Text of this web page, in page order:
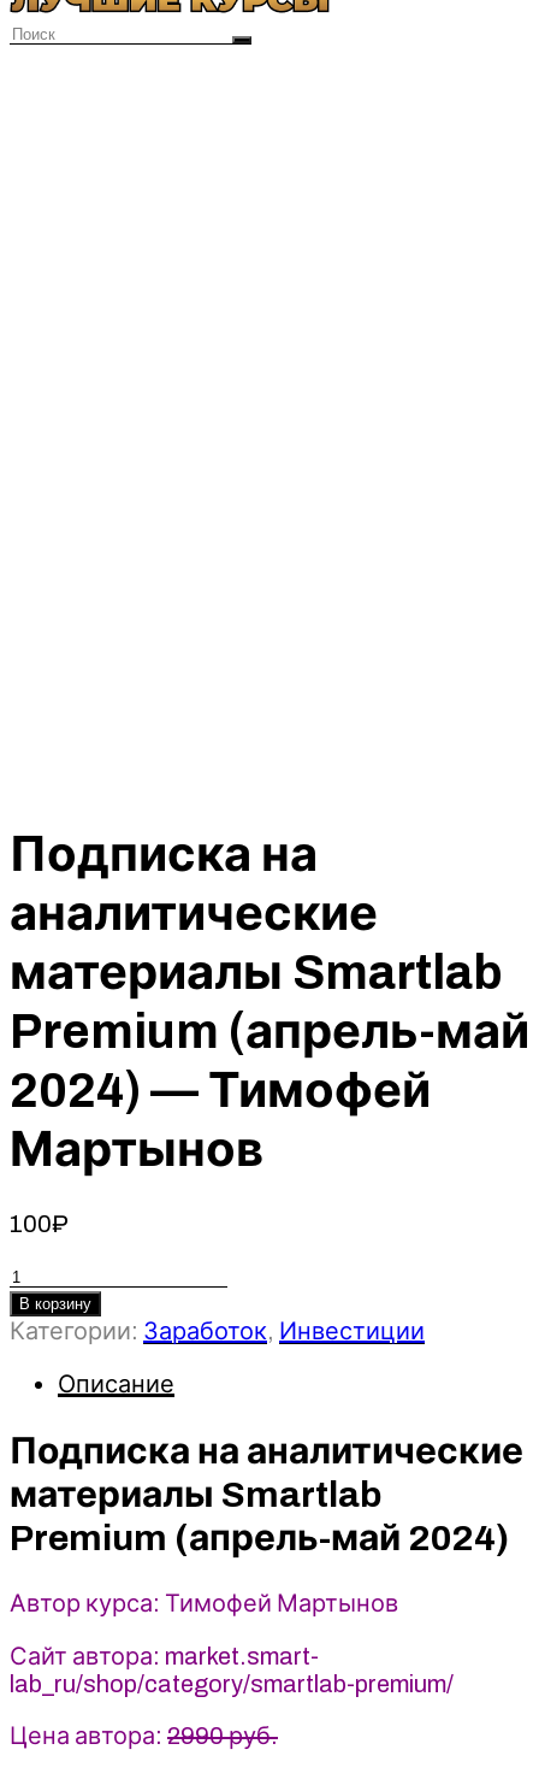
Подписка на
аналитические
материалы Smartlab
Premium (апрель-май
2024) — Тимофей
Мартынов
100₽
Количество
товара
Подписка
аналитические
Smartlab
Premium
(апрель-
май
2024)
Тимофей
Мартынов
В корзину
Категории: Заработок, Инвестиции
Описание
Подписка на аналитические
материалы Smartlab
Premium (апрель-май 2024)
Автор курса: Тимофей Мартынов
Сайт автора: market.smart-
lab_ru/shop/category/smartlab-premium/
Цена автора: 2990 руб.